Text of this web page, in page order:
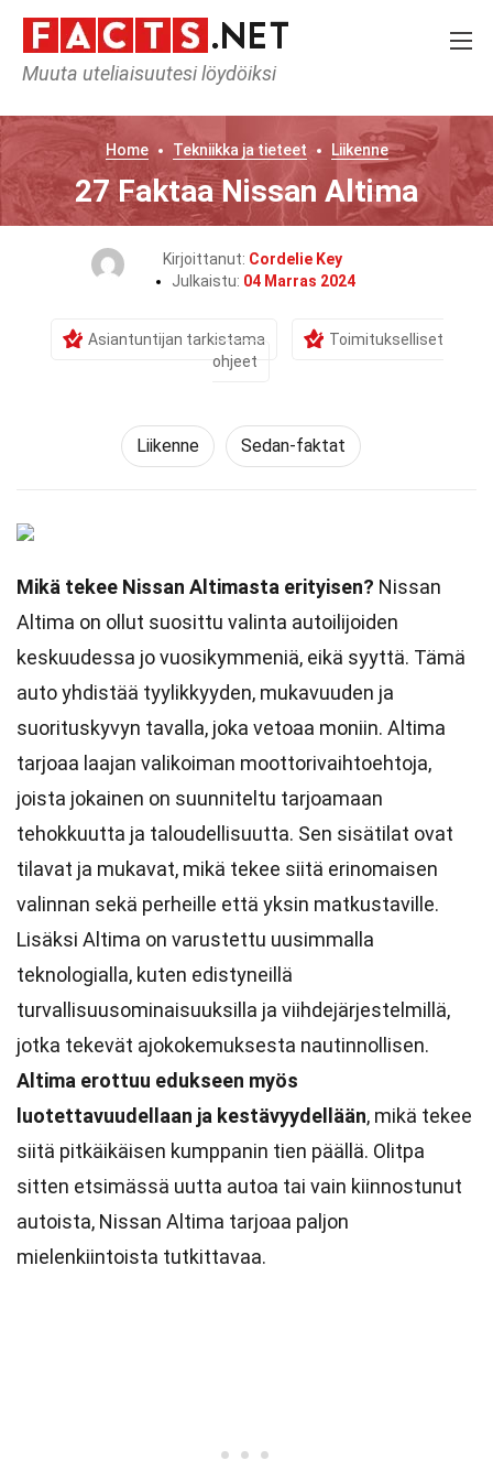
Muuta uteliaisuutesi löydöiksi
Home Tekniikka ja tieteet Liikenne
27 Faktaa Nissan Altima
Kirjoittanut: Cordelie Key
Julkaistu: 04 Marras 2024
Asiantuntijan tarkistama
Toimitukselliset
ohjeet
Liikenne Sedan-faktat
Mikä tekee Nissan Altimasta erityisen? Nissan
Altima on ollut suosittu valinta autoilijoiden
keskuudessa jo vuosikymmeniä, eikä syyttä. Tämä
auto yhdistää tyylikkyyden, mukavuuden ja
suorituskyvyn tavalla, joka vetoaa moniin. Altima
tarjoaa laajan valikoiman moottorivaihtoehtoja,
joista jokainen on suunniteltu tarjoamaan
tehokkuutta ja taloudellisuutta. Sen sisätilat ovat
tilavat ja mukavat, mikä tekee siitä erinomaisen
valinnan sekä perheille että yksin matkustaville.
Lisäksi Altima on varustettu uusimmalla
teknologialla, kuten edistyneillä
turvallisuusominaisuuksilla ja viihdejärjestelmillä,
jotka tekevät ajokokemuksesta nautinnollisen.
Altima erottuu edukseen myös
luotettavuudellaan ja kestävyydellään, mikä tekee
siitä pitkäikäisen kumppanin tien päällä. Olitpa
sitten etsimässä uutta autoa tai vain kiinnostunut
autoista, Nissan Altima tarjoaa paljon
mielenkiintoista tutkittavaa.